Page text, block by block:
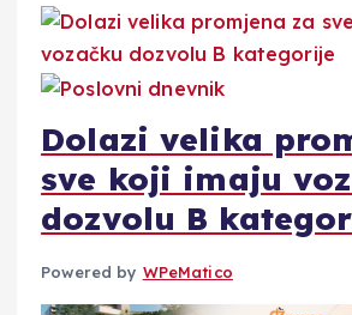
Dolazi velika
sve koji imaju
dozvolu B
Powered by WPeMatico